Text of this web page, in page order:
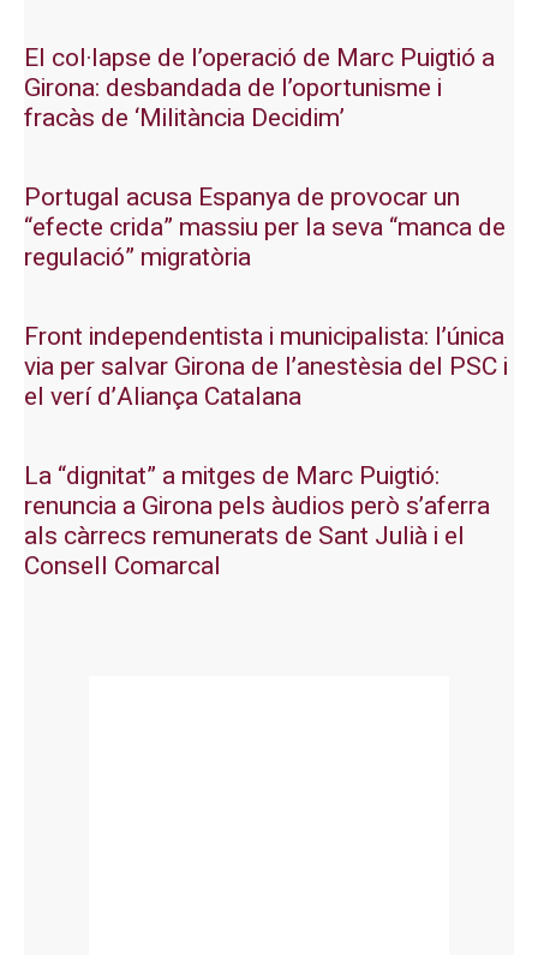
El col·lapse de l’operació de Marc Puigtió a
Girona: desbandada de l’oportunisme i
fracàs de ‘Militància Decidim’
Portugal acusa Espanya de provocar un
“efecte crida” massiu per la seva “manca de
regulació” migratòria
Front independentista i municipalista: l’única
via per salvar Girona de l’anestèsia del PSC i
el verí d’Aliança Catalana
La “dignitat” a mitges de Marc Puigtió:
renuncia a Girona pels àudios però s’aferra
als càrrecs remunerats de Sant Julià i el
Consell Comarcal